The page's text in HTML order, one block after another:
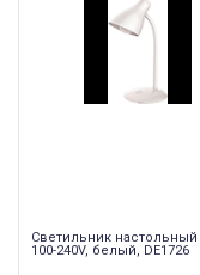
Светильник настольный
100-240V, белый, DE1726